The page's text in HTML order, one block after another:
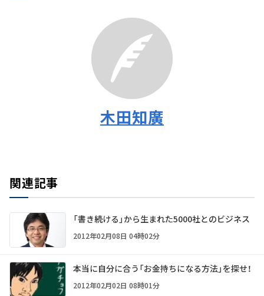
木田知廣
関連記事
「書き続ける」から生まれた5000社とのビジネス
2012年02月08日 04時02分
本当に自分に合う「お金持ちになる方法」を探せ！
2012年02月02日 08時01分